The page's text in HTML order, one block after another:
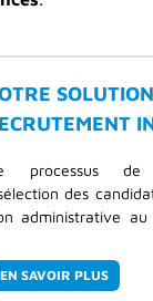
SOLUTION
processus de
des
administrative
EN SAVOIR PLUS